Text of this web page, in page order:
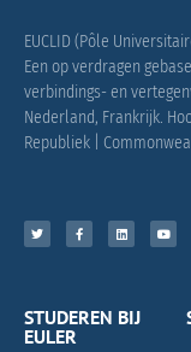
EUCLID (Pôle
Een op verdragen
verbindings- en
Nederland, Frankrijk.
Republiek |
STUDEREN BIJ
EULER